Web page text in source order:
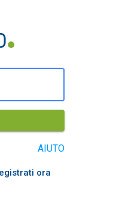
AIUTO
ora